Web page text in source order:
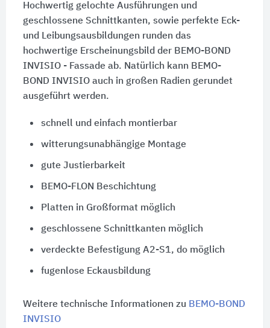
Hochwertig gelochte Ausführungen und
geschlossene Schnittkanten, sowie perfekte Eck-
und Leibungsausbildungen runden das
hochwertige Erscheinungsbild der BEMO-BOND
INVISIO - Fassade ab. Natürlich kann BEMO-
BOND INVISIO auch in großen Radien gerundet
ausgeführt werden.
schnell und einfach montierbar
witterungsunabhängige Montage
gute Justierbarkeit
BEMO-FLON Beschichtung
Platten in Großformat möglich
geschlossene Schnittkanten möglich
verdeckte Befestigung A2-S1, do möglich
fugenlose Eckausbildung
Weitere technische Informationen zu BEMO-BOND
INVISIO